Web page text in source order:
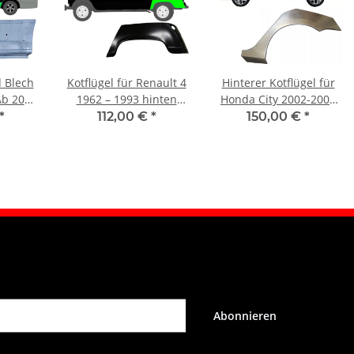
Blech
2006
*
Kotflügel für Renault 4
1962 – 1993 hinten
links
112,00 € *
Hinterer Kotflügel für
Honda City 2002-2008
links
150,00 € *
Abonnieren